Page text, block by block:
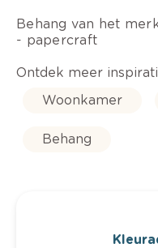
Behang van het
- papercraft
Ontdek meer
Woonkamer
Behang